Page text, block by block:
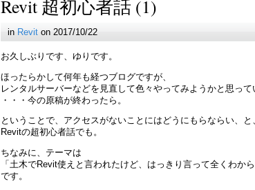
Revit 超初心者話 (1)
in Revit on 2017/10/22
お久しぶりです、ゆりです。
ほったらかして何年も経つブログですが、
レンタルサーバーなどを見直して色々やってみようかと思って
・・・今の原稿が終わったら。
ということで、アクセスがないことにはどうにもらならい、と
Revitの超初心者話でも。
ちなみに、テーマは
「土木でRevit使えと言われたけど、はっきり言って全くわか
です。